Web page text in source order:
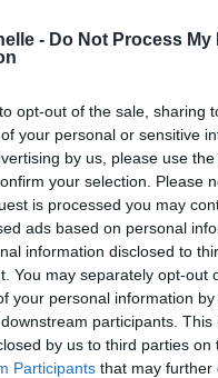
- Do Not Process My
opt-out of the sale, sharing
your personal or sensitive
by us, please use
your selection. Please
is processed you may
ads based on personal
information disclosed to
You may separately opt-out
your personal information
downstream participants.
by us to third parties on
Participants that may further
chanter, apprenez la
légalement les MP3 sur
légalement les MP3 ou
vinyles et des CD sur
instrument de musique ou
sur